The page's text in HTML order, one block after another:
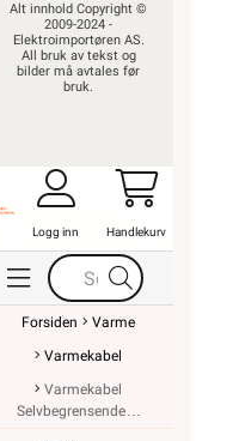
Alt innhold Copyright ©
2009-2024 -
Elektroimportøren AS.
All bruk av tekst og
bilder må avtales før
bruk.
Logg inn Handlekurv
Forsiden
Varme
Varmekabel
Varmekabel
Selvbegrensende